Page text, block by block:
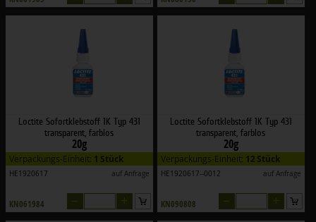
Loctite Sofortklebstoff 1K Typ 431
transparent, farblos
20g
Verpackungs-Einheit: 1 Stück
HE1920617 auf Anfrage
KN061984
Loctite Sofortklebstoff 1K Typ 431
transparent, farblos
20g
Verpackungs-Einheit: 12 Stück
HE1920617--0012 auf Anfrage
KN090808